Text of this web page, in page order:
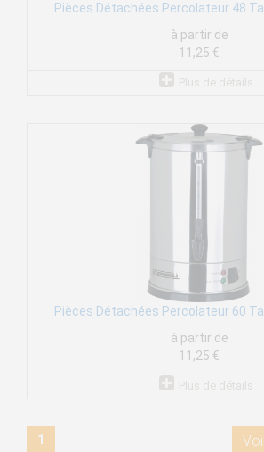
Pièces Détachées Percolateur 48
à partir de
11,25 €
Pièces Détachées Percolateur 60
à partir de
11,25 €
1